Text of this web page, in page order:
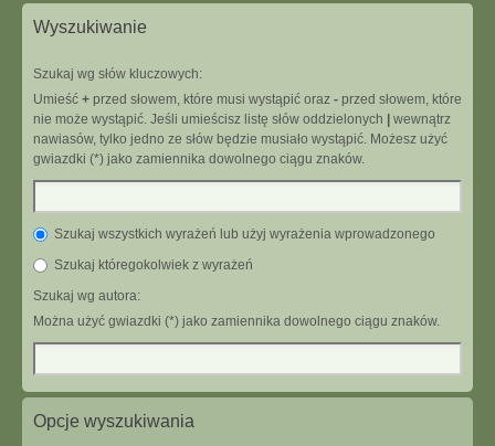
Wyszukiwanie
Szukaj wg słów kluczowych:
Umieść + przed słowem, które musi wystąpić oraz - przed słowem, które
nie może wystąpić. Jeśli umieścisz listę słów oddzielonych
wewnątrz
nawiasów, tylko jedno ze słów będzie musiało wystąpić. Możesz użyć
gwiazdki (*) jako zamiennika dowolnego ciągu znaków.
Szukaj wszystkich wyrażeń lub użyj wyrażenia wprowadzonego
Szukaj któregokolwiek z wyrażeń
Szukaj wg autora:
Można użyć gwiazdki (*) jako zamiennika dowolnego ciągu znaków.
Opcje wyszukiwania